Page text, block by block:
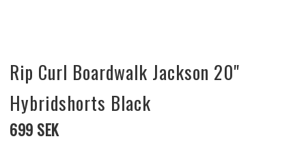
Rip Curl Boardwalk Jackson 20"
Hybridshorts Black
699 SEK